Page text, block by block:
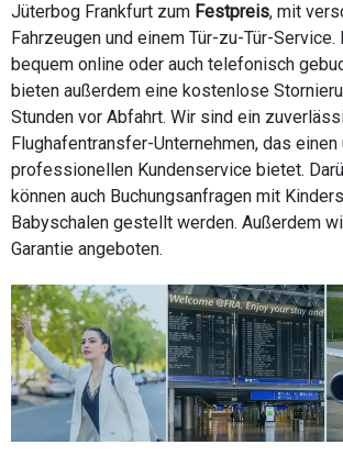
Jüterbog Frankfurt zum Festpreis, mit
Fahrzeugen und einem Tür-zu-Tür-Service.
bequem online oder auch telefonisch
bieten außerdem eine kostenlose
Stunden vor Abfahrt. Wir sind ein
Flughafentransfer-Unternehmen, das einen
professionellen Kundenservice bietet.
können auch Buchungsanfragen mit
Babyschalen gestellt werden. Außerdem
Garantie angeboten.